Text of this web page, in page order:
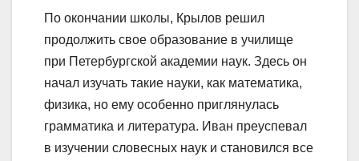
По окончании школы, Крылов решил
продолжить свое образование в училище
при Петербургской академии наук. Здесь он
начал изучать такие науки, как математика,
физика, но ему особенно приглянулась
грамматика и литература. Иван преуспевал
в изучении словесных наук и становился все